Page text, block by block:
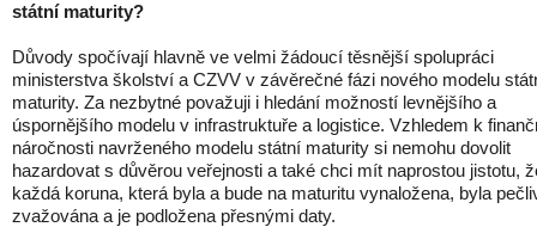
státní maturity?
Důvody spočívají hlavně ve velmi žádoucí těsnější spolupráci
ministerstva školství a CZVV v závěrečné fázi nového modelu
maturity. Za nezbytné považuji i hledání možností levnějšího a
úspornějšího modelu v infrastruktuře a logistice. Vzhledem k
náročnosti navrženého modelu státní maturity si nemohu dovolit
hazardovat s důvěrou veřejnosti a také chci mít naprostou jistotu,
každá koruna, která byla a bude na maturitu vynaložena, byla
zvažována a je podložena přesnými daty.